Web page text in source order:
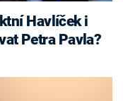
Petra Pavla?